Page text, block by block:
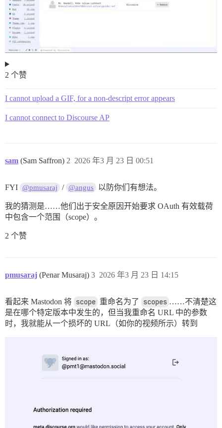
2 个赞
I cannot upload a GIF, for a non-descript error appears
I cannot connect to Discourse AP
sam (Sam Saffron) 2026 年3 月 23 日 00:51
2
FYI @pmusaraj / @angus 以防你们有想法。
我的猜测是……他们出于安全原因开始要求 OAuth 有效载荷
中包含一个范围（scope）。
2 个赞
pmusaraj (Penar Musaraj) 2026 年3 月 23 日 14:15
3
看起来 Mastodon 将 scope 重命名为了 scopes ……不清楚这
是在哪个特定版本中发生的，但当我重命名 URL 中的参数
时，我就能从一个损坏的 URL（如你的视频所示）转到